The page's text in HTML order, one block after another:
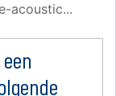
acoustic...